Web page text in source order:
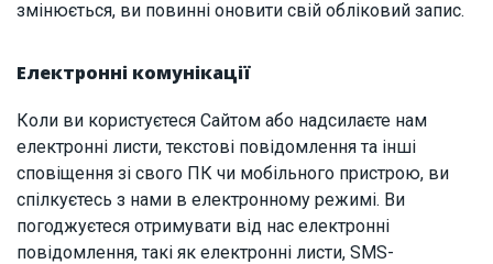
змінюється, ви повинні оновити свій обліковий запис.
Електронні комунікації
Коли ви користуєтеся Сайтом або надсилаєте нам
електронні листи, текстові повідомлення та інші
сповіщення зі свого ПК чи мобільного пристрою, ви
спілкуєтесь з нами в електронному режимі. Ви
погоджуєтеся отримувати від нас електронні
повідомлення, такі як електронні листи, SMS-